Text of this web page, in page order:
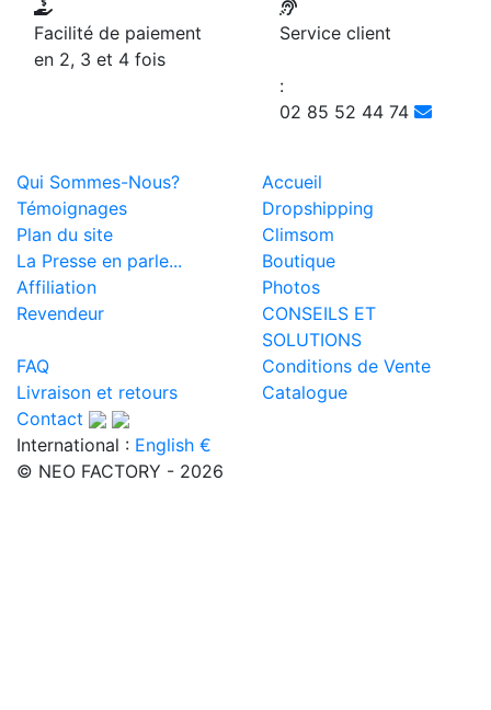
Facilité de paiement
en 2, 3 et 4 fois
Service client
:
02 85 52 44 74
Qui Sommes-Nous?
Accueil
Témoignages
Dropshipping
Plan du site
Climsom
La Presse en parle...
Boutique
Affiliation
Photos
Revendeur
CONSEILS ET
SOLUTIONS
FAQ
Conditions de Vente
Livraison et retours
Catalogue
Contact
International : English €
© NEO FACTORY - 2026